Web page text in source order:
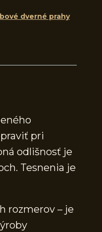
dverné prahy
pri
odlišnosť je
Tesnenia je
rozmerov – je